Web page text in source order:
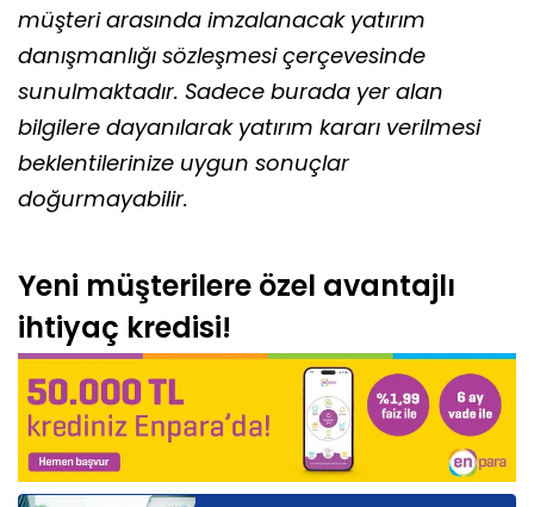
müşteri arasında imzalanacak yatırım
danışmanlığı sözleşmesi çerçevesinde
sunulmaktadır. Sadece burada yer alan
bilgilere dayanılarak yatırım kararı verilmesi
beklentilerinize uygun sonuçlar
doğurmayabilir.
Yeni müşterilere özel avantajlı
ihtiyaç kredisi!